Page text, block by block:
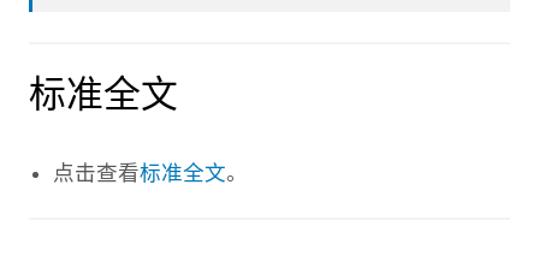
标准全文
点击查看标准全文。